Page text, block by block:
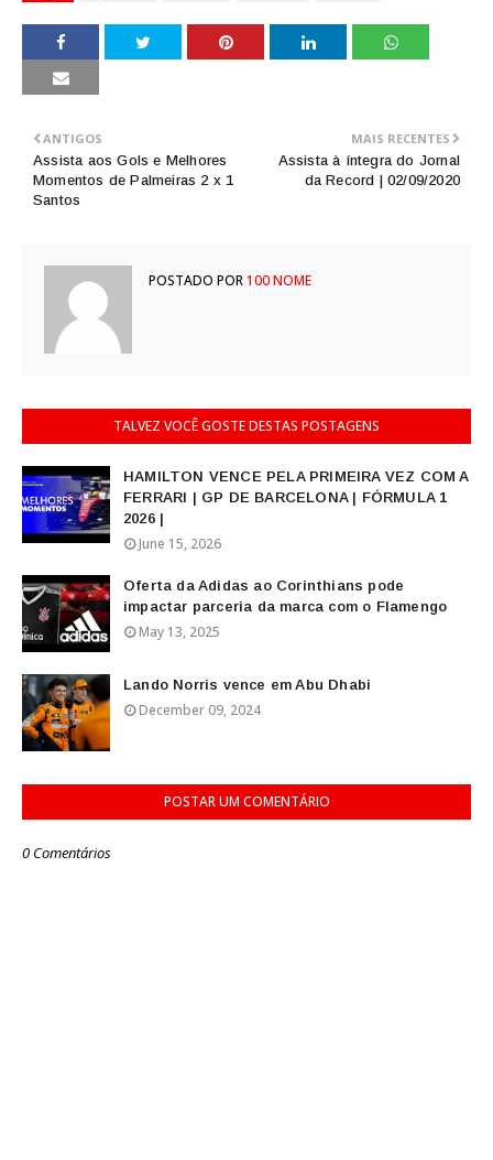
MAIS RECENTES
Assista à íntegra do Jornal
da Record | 02/09/2020
ANTIGOS
Assista aos Gols e Melhores
Momentos de Palmeiras 2 x 1
Santos
POSTADO POR100 NOME
TALVEZ VOCÊ GOSTE DESTAS POSTAGENS
HAMILTON VENCE PELA PRIMEIRA VEZ COM A
FERRARI | GP DE BARCELONA | FÓRMULA 1
2026 |
June 15, 2026
Oferta da Adidas ao Corinthians pode
impactar parceria da marca com o Flamengo
May 13, 2025
Lando Norris vence em Abu Dhabi
December 09, 2024
POSTAR UM COMENTÁRIO
0 Comentários